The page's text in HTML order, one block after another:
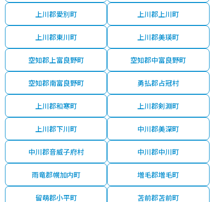
上川郡愛別町 上川郡上川町
上川郡東川町 上川郡美瑛町
空知郡上富良野町 空知郡中富良野町
空知郡南富良野町 勇払郡占冠村
上川郡和寒町 上川郡剣淵町
上川郡下川町 中川郡美深町
中川郡音威子府村 中川郡中川町
雨竜郡幌加内町 増毛郡増毛町
留萌郡小平町 苫前郡苫前町